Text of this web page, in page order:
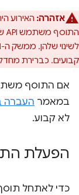
אזהרה: האירוע
התוסף משתמש API של
קבועים. כברירת
אם התוסף
במאמר העברה
לא קבוע.
הפעלת
כדי לאתחל